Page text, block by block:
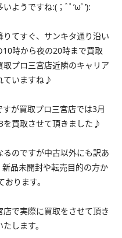
ようですね:(；ﾞﾟ’ωﾟ’):
てすぐ、サンキタ通り沿い
時から夜の20時まで買取
プロ三宮店近隣のキャリア
ていますね♪
が買取プロ三宮店では3月
を買取させて頂きました♪
のですが中古以外にも訳あ
品未開封や転売目的の方か
ります。
で実際に買取をさせて頂き
します。